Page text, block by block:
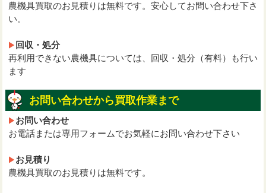
農機具買取のお見積りは無料です。安心してお問い合わせ下さ
い。
回収・処分
再利用できない農機具については、回収・処分（有料）も行い
ます
お問い合わせから買取作業まで
お問い合わせ
お電話または専用フォームでお気軽にお問い合わせ下さい
お見積り
農機具買取のお見積りは無料です。